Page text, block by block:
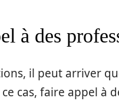
à des
il peut arriver
cas, faire appel à